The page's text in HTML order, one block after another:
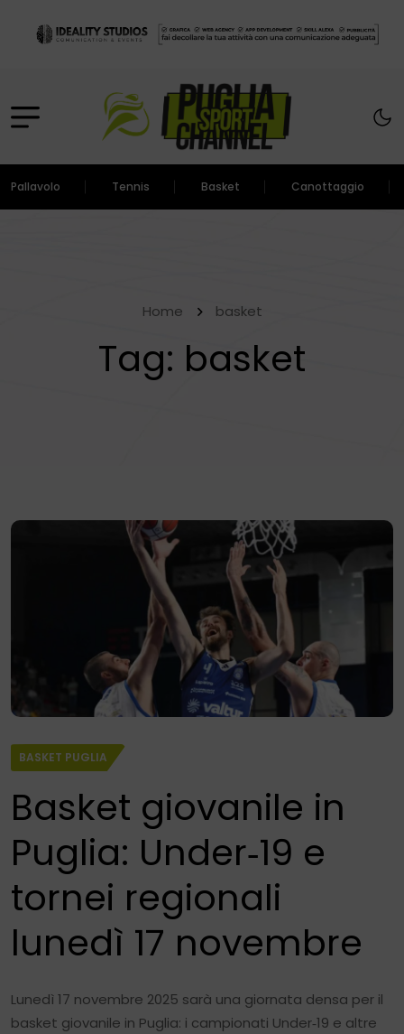
Pallavolo Tennis Basket Canottaggio
Home basket
Tag: basket
BASKET PUGLIA
Basket giovanile in
Puglia: Under‑19 e
tornei regionali
lunedì 17 novembre
Lunedì 17 novembre 2025 sarà una giornata densa per il
basket giovanile in Puglia: i campionati Under‑19 e altre